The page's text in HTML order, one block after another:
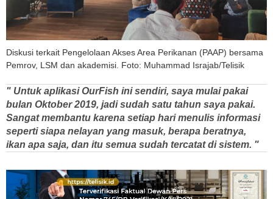
Diskusi terkait Pengelolaan Akses Area Perikanan (PAAP) bersama
Pemrov, LSM dan akademisi. Foto: Muhammad Israjab/Telisik
" Untuk aplikasi OurFish ini sendiri, saya mulai pakai
bulan Oktober 2019, jadi sudah satu tahun saya pakai.
Sangat membantu karena setiap hari menulis informasi
seperti siapa nelayan yang masuk, berapa beratnya,
ikan apa saja, dan itu semua sudah tercatat di sistem. "